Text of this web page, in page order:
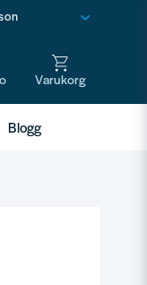
Blogg